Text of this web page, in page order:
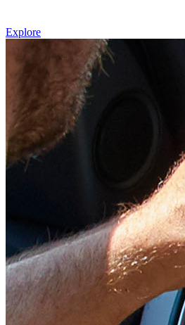
Explore